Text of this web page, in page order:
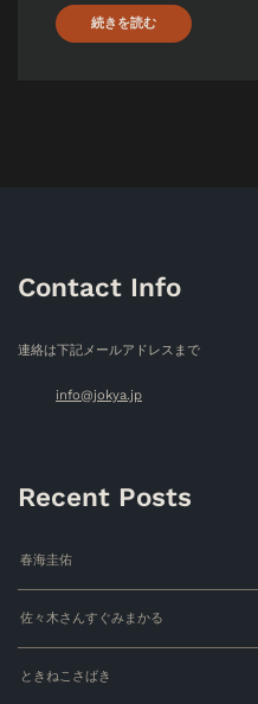
続きを読む
Contact Info
連絡は下記メールアドレスまで
info@jokya.jp
Recent Posts
春海圭佑
佐々木さんすぐみまかる
ときねこさばき